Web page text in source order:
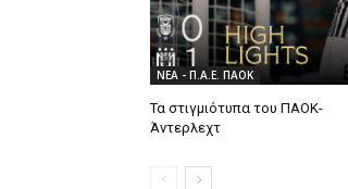
ΝΕΑ - Π.Α.Ε. ΠΑΟΚ
Τα στιγμιότυπα του ΠΑΟΚ-
Άντερλεχτ